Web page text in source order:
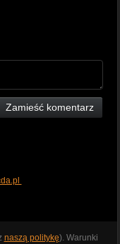
Zamieść komentarz
naszą politykę). Warunki